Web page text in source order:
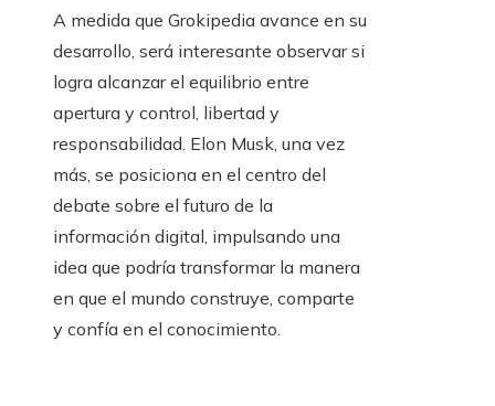
A medida que Grokipedia avance en su
desarrollo, será interesante observar si
logra alcanzar el equilibrio entre
apertura y control, libertad y
responsabilidad. Elon Musk, una vez
más, se posiciona en el centro del
debate sobre el futuro de la
información digital, impulsando una
idea que podría transformar la manera
en que el mundo construye, comparte
y confía en el conocimiento.